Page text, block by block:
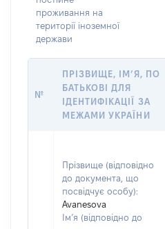
проживання на
території іноземної
держави
№
ПРІЗВИЩЕ, ІМ’Я, ПО
БАТЬКОВІ ДЛЯ
ІДЕНТИФІКАЦІЇ ЗА
МЕЖАМИ УКРАЇНИ
Прізвище (відповідно
до документа, що
посвідчує особу):
Avanesova
Ім’я (відповідно до